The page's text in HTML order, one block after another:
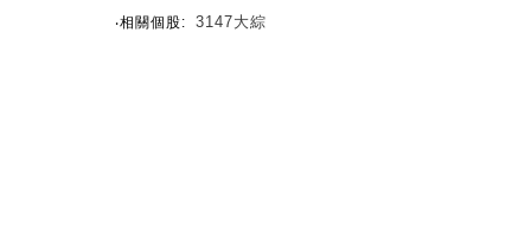
‧相關個股: 3147大綜